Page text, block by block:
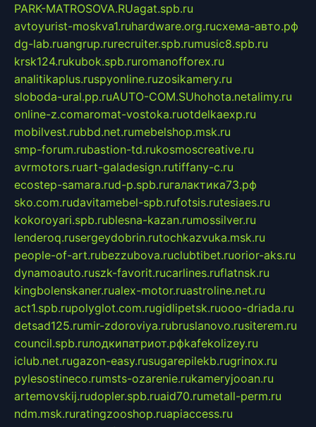
PARK-MATROSOVA.RUagat.spb.ru
avtoyurist-moskva1.ruhardware.org.ruсхема-авто.рф
dg-lab.ruangrup.rurecruiter.spb.rumusic8.spb.ru
krsk124.rukubok.spb.ruromanofforex.ru
analitikaplus.ruspyonline.ruzosikamery.ru
sloboda-ural.pp.ruAUTO-COM.SUhohota.netalimy.ru
online-z.comaromat-vostoka.ruotdelkaexp.ru
mobilvest.rubbd.net.rumebelshop.msk.ru
smp-forum.rubastion-td.rukosmoscreative.ru
avrmotors.ruart-galadesign.rutiffany-c.ru
ecostep-samara.rud-p.spb.ruгалактика73.рф
sko.com.rudavitamebel-spb.rufotsis.rutesiaes.ru
kokoroyari.spb.rublesna-kazan.rumossilver.ru
lenderoq.rusergeydobrin.rutochkazvuka.msk.ru
people-of-art.rubezzubova.ruclubtibet.ruorior-aks.ru
dynamoauto.ruszk-favorit.rucarlines.ruflatnsk.ru
kingbolenskaner.rualex-motor.ruastroline.net.ru
act1.spb.rupolyglot.com.rugidlipetsk.ruooo-driada.ru
detsad125.rumir-zdoroviya.rubruslanovo.rusiterem.ru
council.spb.ruлодкипатриот.рфkafekolizey.ru
iclub.net.rugazon-easy.rusugarepilekb.rugrinox.ru
pylesostineco.rumsts-ozarenie.rukameryjooan.ru
artemovskij.rudopler.spb.ruaid70.rumetall-perm.ru
ndm.msk.ruratingzooshop.ruapiaccess.ru